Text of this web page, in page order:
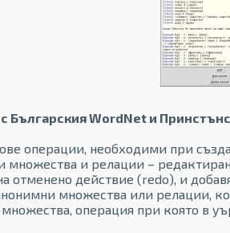
Българския WordNet и
операции, необходими при
и релации –
отменено действие (redo), и
множества или релации,
операция при която в